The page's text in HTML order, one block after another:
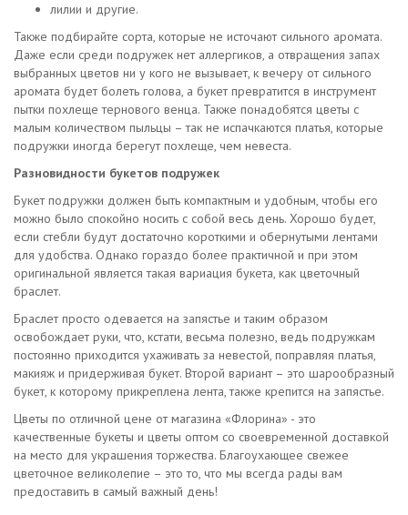
лилии и другие.
Также подбирайте сорта, которые не источают сильного аромата.
Даже если среди подружек нет аллергиков, а отвращения запах
выбранных цветов ни у кого не вызывает, к вечеру от сильного
аромата будет болеть голова, а букет превратится в инструмент
пытки похлеще тернового венца. Также понадобятся цветы с
малым количеством пыльцы – так не испачкаются платья, которые
подружки иногда берегут похлеще, чем невеста.
Разновидности букетов подружек
Букет подружки должен быть компактным и удобным, чтобы его
можно было спокойно носить с собой весь день. Хорошо будет,
если стебли будут достаточно короткими и обернутыми лентами
для удобства. Однако гораздо более практичной и при этом
оригинальной является такая вариация букета, как цветочный
браслет.
Браслет просто одевается на запястье и таким образом
освобождает руки, что, кстати, весьма полезно, ведь подружкам
постоянно приходится ухаживать за невестой, поправляя платья,
макияж и придерживая букет. Второй вариант – это шарообразный
букет, к которому прикреплена лента, также крепится на запястье.
Цветы по отличной цене от магазина «Флорина» - это
качественные букеты и цветы оптом со своевременной доставкой
на место для украшения торжества. Благоухающее свежее
цветочное великолепие – это то, что мы всегда рады вам
предоставить в самый важный день!